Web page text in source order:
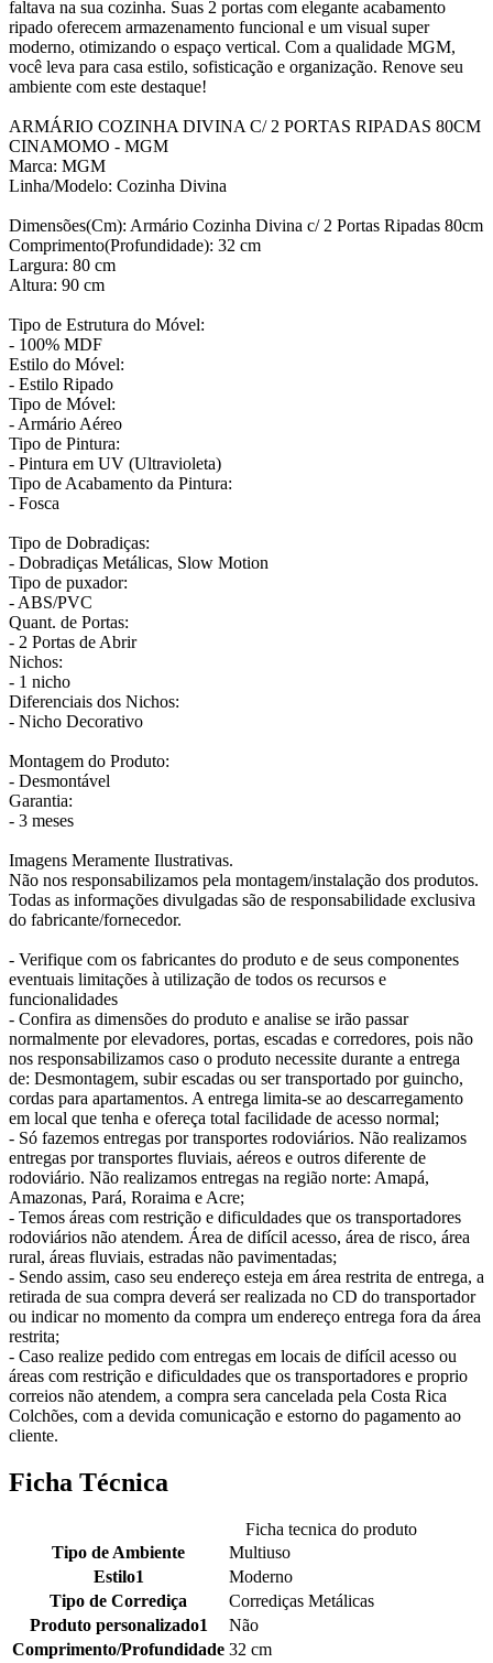
faltava na sua cozinha. Suas 2 portas com elegante acabamento
ripado oferecem armazenamento funcional e um visual super
moderno, otimizando o espaço vertical. Com a qualidade MGM,
você leva para casa estilo, sofisticação e organização. Renove seu
ambiente com este destaque!
ARMÁRIO COZINHA DIVINA C/ 2 PORTAS RIPADAS 80CM
CINAMOMO - MGM
Marca: MGM
Linha/Modelo: Cozinha Divina
Dimensões(Cm): Armário Cozinha Divina c/ 2 Portas Ripadas 80cm
Comprimento(Profundidade): 32 cm
Largura: 80 cm
Altura: 90 cm
Tipo de Estrutura do Móvel:
- 100% MDF
Estilo do Móvel:
- Estilo Ripado
Tipo de Móvel:
- Armário Aéreo
Tipo de Pintura:
- Pintura em UV (Ultravioleta)
Tipo de Acabamento da Pintura:
- Fosca
Tipo de Dobradiças:
- Dobradiças Metálicas, Slow Motion
Tipo de puxador:
- ABS/PVC
Quant. de Portas:
- 2 Portas de Abrir
Nichos:
- 1 nicho
Diferenciais dos Nichos:
- Nicho Decorativo
Montagem do Produto:
- Desmontável
Garantia:
- 3 meses
Imagens Meramente Ilustrativas.
Não nos responsabilizamos pela montagem/instalação dos produtos.
Todas as informações divulgadas são de responsabilidade exclusiva
do fabricante/fornecedor.
- Verifique com os fabricantes do produto e de seus componentes
eventuais limitações à utilização de todos os recursos e
funcionalidades
- Confira as dimensões do produto e analise se irão passar
normalmente por elevadores, portas, escadas e corredores, pois não
nos responsabilizamos caso o produto necessite durante a entrega
de: Desmontagem, subir escadas ou ser transportado por guincho,
cordas para apartamentos. A entrega limita-se ao descarregamento
em local que tenha e ofereça total facilidade de acesso normal;
- Só fazemos entregas por transportes rodoviários. Não realizamos
entregas por transportes fluviais, aéreos e outros diferente de
rodoviário. Não realizamos entregas na região norte: Amapá,
Amazonas, Pará, Roraima e Acre;
- Temos áreas com restrição e dificuldades que os transportadores
rodoviários não atendem. Área de difícil acesso, área de risco, área
rural, áreas fluviais, estradas não pavimentadas;
- Sendo assim, caso seu endereço esteja em área restrita de entrega, a
retirada de sua compra deverá ser realizada no CD do transportador
ou indicar no momento da compra um endereço entrega fora da área
restrita;
- Caso realize pedido com entregas em locais de difícil acesso ou
áreas com restrição e dificuldades que os transportadores e proprio
correios não atendem, a compra sera cancelada pela Costa Rica
Colchões, com a devida comunicação e estorno do pagamento ao
cliente.
Ficha Técnica
Ficha tecnica do produto
Tipo de Ambiente
Multiuso
Estilo1
Moderno
Tipo de Corrediça
Corrediças Metálicas
Produto personalizado1
Não
Comprimento/Profundidade 32 cm